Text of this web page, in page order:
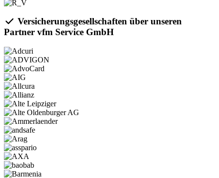
Versicherungsgesellschaften über unseren
Partner vfm Service GmbH